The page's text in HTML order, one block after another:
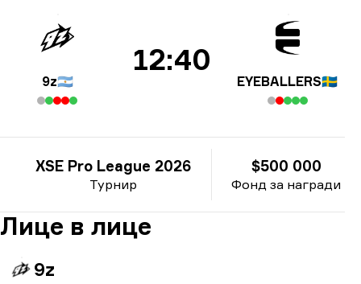
9z🇦🇷
12:40
EYEBALLERS🇸🇪
Турнир
XSE Pro League 2026
Фонд за награди
$500 000
Лице в лице
9z